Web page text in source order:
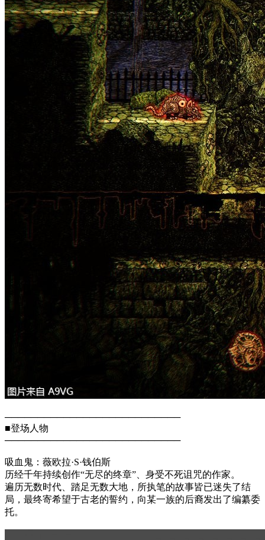
───────────────────────────
■登场人物
───────────────────────────
吸血鬼：薇欧拉·S·钱伯斯
历经千年持续创作“无尽的终章”、身受不死诅咒的作家。
遍历无数时代、踏足无数大地，所执笔的故事皆已迷失了结
局，最终寄希望于古老的誓约，向某一族的后裔发出了编纂委
托。